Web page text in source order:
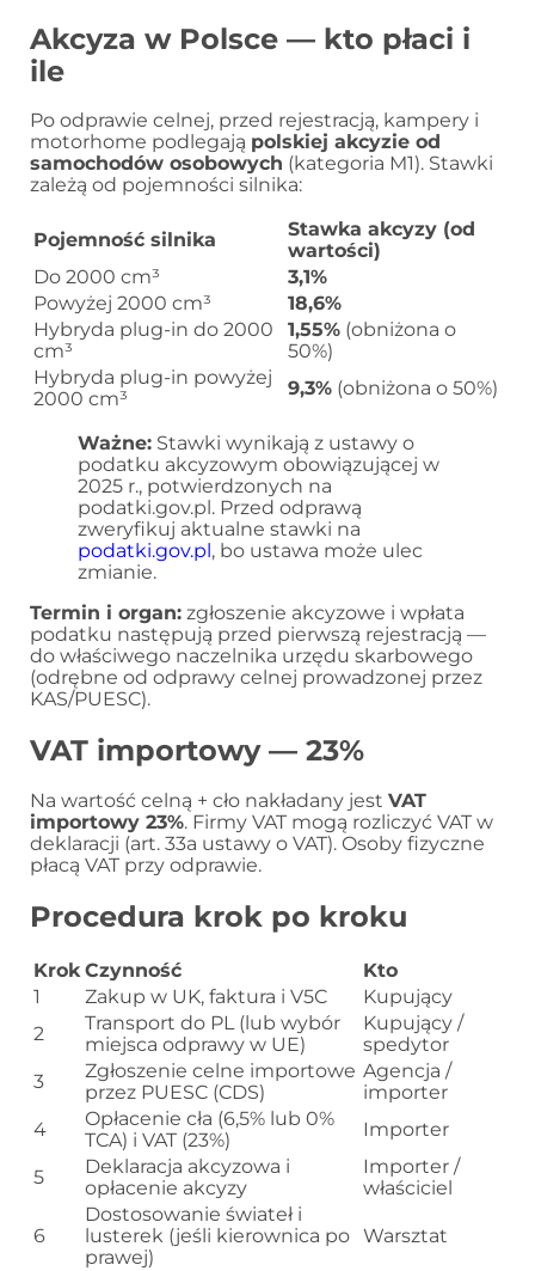
Akcyza w Polsce — kto płaci i
ile
Po odprawie celnej, przed rejestracją, kampery i
motorhome podlegają polskiej akcyzie od
samochodów osobowych (kategoria M1). Stawki
zależą od pojemności silnika:
Pojemność silnika
Stawka akcyzy (od
wartości)
Do 2000 cm³
3,1%
Powyżej 2000 cm³
18,6%
Hybryda plug-in do 2000
cm³
1,55% (obniżona o
50%)
Hybryda plug-in powyżej
2000 cm³
9,3% (obniżona o 50%)
Ważne: Stawki wynikają z ustawy o
podatku akcyzowym obowiązującej w
2025 r., potwierdzonych na
podatki.gov.pl. Przed odprawą
zweryfikuj aktualne stawki na
podatki.gov.pl , bo ustawa może ulec
zmianie.
Termin i organ: zgłoszenie akcyzowe i wpłata
podatku następują przed pierwszą rejestracją —
do właściwego naczelnika urzędu skarbowego
(odrębne od odprawy celnej prowadzonej przez
KAS/PUESC).
VAT importowy — 23%
Na wartość celną + cło nakładany jest VAT
importowy 23%. Firmy VAT mogą rozliczyć VAT w
deklaracji (art. 33a ustawy o VAT). Osoby fizyczne
płacą VAT przy odprawie.
Procedura krok po kroku
Krok Czynność
Kto
1
Zakup w UK, faktura i V5C
Kupujący
2
Transport do PL (lub wybór
miejsca odprawy w UE)
Kupujący /
spedytor
3
Zgłoszenie celne importowe
przez PUESC (CDS)
Agencja /
importer
4
Opłacenie cła (6,5% lub 0%
TCA) i VAT (23%)
Importer
5
Deklaracja akcyzowa i
opłacenie akcyzy
Importer /
właściciel
6
Dostosowanie świateł i
lusterek (jeśli kierownica po
prawej)
Warsztat